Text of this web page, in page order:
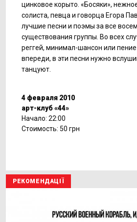
цинковое корыто. «Босяки»,
солиста, певца и говорца Егора
лучшие песни и поэмы за все
существования группы. Во всех
реггей, минимал-шансон или
впереди, в эти песни нужно
танцуют.
4 февраля 2010
арт-клуб «44»
Начало: 22:00
Стоимость: 50 грн
РЕКОМЕНДАЦІЇ